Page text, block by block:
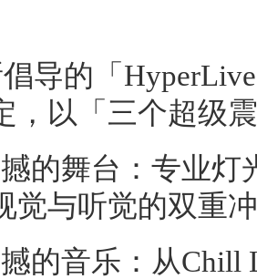
导的「
，以「三个超级
的舞台：专业
觉与听觉的双重
的音乐：从Chill